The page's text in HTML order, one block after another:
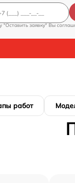
"Оставить заявку" Вы
работ